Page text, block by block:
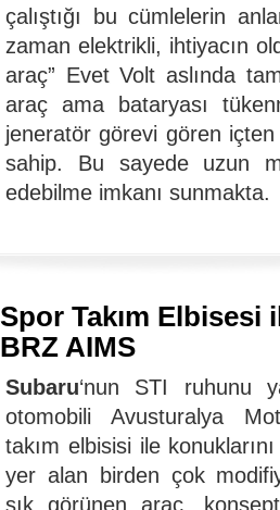
çalıştığı bu cümlelerin
zaman elektrikli, ihtiyacın
araç” Evet Volt aslında
araç ama bataryası
jeneratör görevi gören
sahip. Bu sayede uzun
edebilme imkanı sunmakta.
Spor Takım Elbisesi
BRZ AIMS
Subaru‘nun STI ruhunu
otomobili Avusturalya
takım elbisisi ile
yer alan birden çok
şık görünen araç,